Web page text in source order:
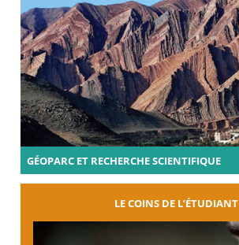
GÉOPARC ET RECHERCHE SCIENTIFIQUE
LE COINS DE L’ÉTUDIANT